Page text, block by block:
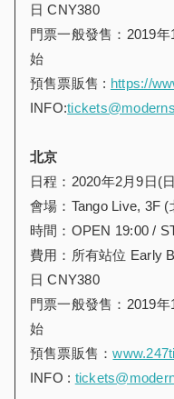
日 CNY380
門票一般發售：2019
始
預售票販售 : https://
INFO:
北京
日程：2020年2月9日(
會場：Tango Live, 3F (
時間：OPEN 19:00 /
費用：所有站位 Early
日 CNY380
門票一般發售：2019
始
預售票販售：
INFO :